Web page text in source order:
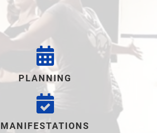
PLANNING
MANIFESTATIONS